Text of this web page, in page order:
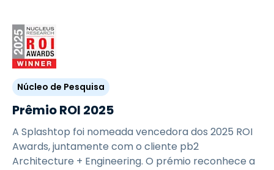
Núcleo de Pesquisa
Prêmio ROI 2025
A Splashtop foi nomeada vencedora dos 2025 ROI
Awards, juntamente com o cliente pb2
Architecture + Engineering. O prémio reconhece a